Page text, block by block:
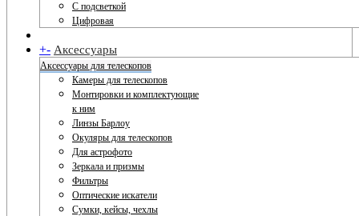
С подсветкой
Цифровая
+- Аксессуары
Аксессуары для телескопов
Камеры для телескопов
Монтировки и комплектующие
к ним
Линзы Барлоу
Окуляры для телескопов
Для астрофото
Зеркала и призмы
Фильтры
Оптические искатели
Сумки, кейсы, чехлы